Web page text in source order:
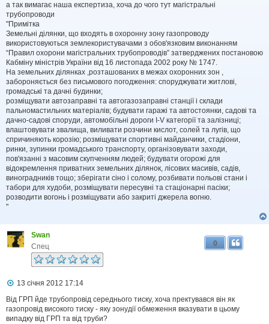
а так вимагає наша експертиза, хоча до чого тут магістральні
трубопроводи
"Примітка
Земельні ділянки, що входять в охоронну зону газопроводу
використовуються землекористувачами з обов'язковим виконанням
“Правил охорони магістральних трубопроводів” затверджених постановою
Кабміну міністрів України від 16 листопада 2002 року № 1747.
На земельних ділянках ,розташованих в межах охоронних зон ,
забороняється без письмового погодження: споруджувати житлові,
громадські та дачні будинки;
розміщувати автозаправні та автогазозаправні станції і склади
пальномастильних матеріалів; будувати гаражі та автостоянки, садові та
дачно-садові споруди, автомобільні дороги І-V категорії та залізниці;
влаштовувати звалища, виливати розчини кислот, солей та лугів, що
спричиняють корозію; розміщувати спортивні майданчики, стадіони,
ринки, зупинки громадського транспорту, організовувати заходи,
пов'язанні з масовим скупченням людей; будувати огорожі для
відокремлення приватних земельних ділянок, лісових масивів, садів,
виноградників тощо; зберігати сіно і солому, розбивати польові стани і
табори для худоби, розміщувати пересувні та стаціонарні пасіки;
розводити вогонь і розміщувати або закриті джерела вогню.
"
Swan
Спец
0
П
в
і
д
13 січня 2012 17:14
Від ГРП йде трубопровід середнього тиску, хоча пректувався він як
газопровід високого тиску - яку зонудії обмеження вказувати в цьому
випадку від ГРП та від труби?